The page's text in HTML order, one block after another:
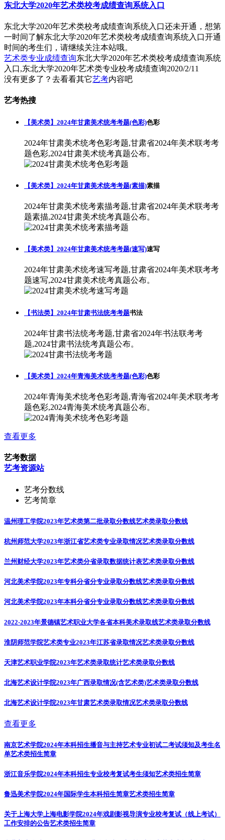
东北大学2020年艺术类校考成绩查询系统入口
东北大学2020年艺术类校考成绩查询系统入口还未开通，想第
一时间了解东北大学2020年艺术类校考成绩查询系统入口开通
时间的考生们，请继续关注本站哦。
艺术类专业成绩查询东北大学2020年艺术类校考成绩查询系统
入口,东北大学2020年艺术类专业校考成绩查询2020/2/11
没有更多了？去看看其它艺考内容吧
艺考热搜
【美术类】2024年甘肃美术统考考题(色彩)色彩
2024年甘肃美术统考色彩考题,甘肃省2024年美术联考考
题色彩,2024甘肃美术统考真题公布。
【美术类】2024年甘肃美术统考考题(素描)素描
2024年甘肃美术统考素描考题,甘肃省2024年美术联考考
题素描,2024甘肃美术统考真题公布。
【美术类】2024年甘肃美术统考考题(速写)速写
2024年甘肃美术统考速写考题,甘肃省2024年美术联考考
题速写,2024甘肃美术统考真题公布。
【书法类】2024年甘肃书法统考考题书法
2024年甘肃书法统考考题,甘肃省2024年书法联考考
题,2024甘肃书法统考真题公布。
【美术类】2024年青海美术统考考题(色彩)色彩
2024年青海美术统考色彩考题,青海省2024年美术联考考
题色彩,2024青海美术统考真题公布。
查看更多
艺考数据
艺考资源站
艺考分数线
艺考简章
温州理工学院2023年艺术类第二批录取分数线艺术类录取分数线
杭州师范大学2023年浙江省艺术类专业录取情况艺术类录取分数线
兰州财经大学2023年艺术类分省录取数据统计表艺术类录取分数线
河北美术学院2023年专科分省分专业录取分数线艺术类录取分数线
河北美术学院2023年本科分省分专业录取分数线艺术类录取分数线
2022-2023年景德镇艺术职业大学各省本科美术录取线艺术类录取分数线
淮阴师范学院艺术类专业2023年江苏省录取情况艺术类录取分数线
天津艺术职业学院2023年艺术类录取统计艺术类录取分数线
北海艺术设计学院2023年广西录取情况(含艺术类)艺术类录取分数线
北海艺术设计学院2023年甘肃艺术类录取情况艺术类录取分数线
查看更多
南京艺术学院2024年本科招生播音与主持艺术专业初试二考试须知及考生名
单艺术类招生简章
浙江音乐学院2024年本科招生专业校考复试考生须知艺术类招生简章
鲁迅美术学院2024年国际学生本科招生简章艺术类招生简章
关于上海大学上海电影学院2024年戏剧影视导演专业校考复试（线上考试）
工作安排的公告艺术类招生简章